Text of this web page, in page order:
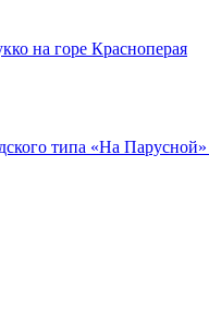
на горе Красноперая
типа «На Парусной»